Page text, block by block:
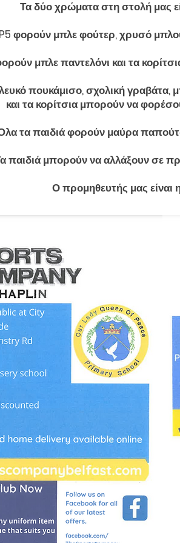
Τα δύο χρώματα στη στολή μας
φορούν μπλε φούτερ, χρυσό
μπλε παντελόνι και τα
πουκάμισο, σχολική γραβάτα,
και τα κορίτσια μπορούν να
τα παιδιά φορούν μαύρα
παιδιά μπορούν να αλλάξουν σε
Ο προμηθευτής μας